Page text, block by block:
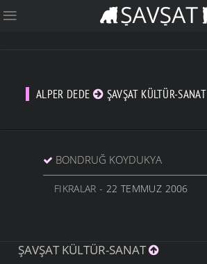
ALPER DEDE ŞAVŞAT KÜLTÜR-SANAT
BONDRUĞ KOYDUKYA
FIKRALAR - 22 TEMMUZ 2006
ŞAVŞAT KÜLTÜR-SANAT